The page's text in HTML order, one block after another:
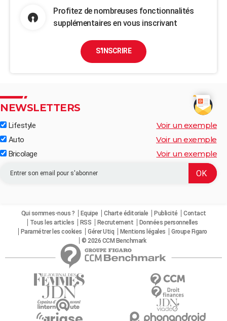
Profitez de nombreuses fonctionnalités
supplémentaires en vous inscrivant
S'INSCRIRE
NEWSLETTERS
Lifestyle Voir un exemple
Auto Voir un exemple
Bricolage Voir un exemple
Qui sommes-nous ? Equipe Charte éditoriale Publicité
Contact
Tous les articles
RSS Recrutement
Données personnelles
Paramétrer les cookies
Gérer Utiq Mentions légales
Groupe Figaro
© 2026 CCM Benchmark